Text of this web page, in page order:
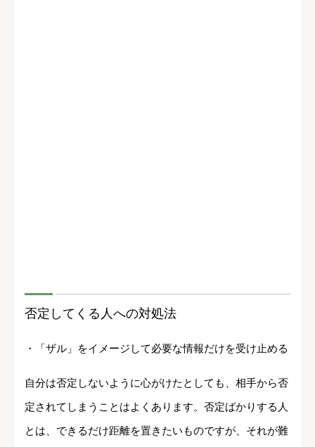
否定してくる人への対処法
・「ザル」をイメージして必要な情報だけを受け止める
自分は否定しないように心がけたとしても、相手から否
定されてしまうことはよくあります。否定ばかりする人
とは、できるだけ距離を置きたいものですが、それが難